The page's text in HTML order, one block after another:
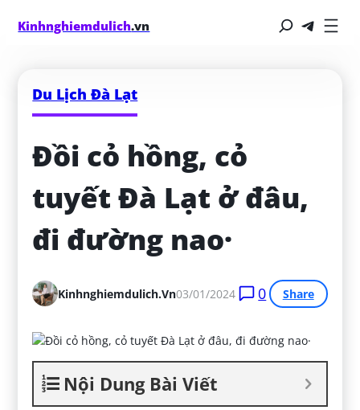
Kinhnghiemdulich.vn
Du Lịch Đà Lạt
Đồi cỏ hồng, cỏ
tuyết Đà Lạt ở đâu,
đi đường nao·
Kinhnghiemdulich.vn03/01/2024 0 Share
Nội Dung Bài Viết